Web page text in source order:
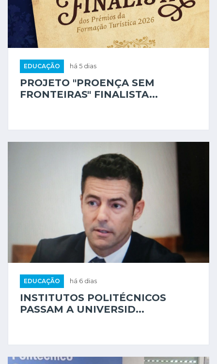
EDUCAÇÃO há 5 dias
PROJETO "PROENÇA SEM
FRONTEIRAS" FINALISTA...
EDUCAÇÃO há 6 dias
INSTITUTOS POLITÉCNICOS
PASSAM A UNIVERSID...